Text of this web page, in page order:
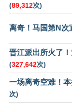
(89,312次)
离奇！马国第N次
晋江派出所火了
(327,642次)
一场离奇空难！
次)